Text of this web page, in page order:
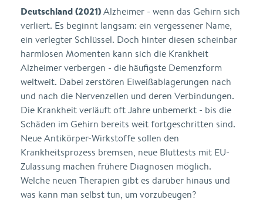
Deutschland (2021)Alzheimer - wenn das Gehirn sich
verliert. Es beginnt langsam: ein vergessener Name,
ein verlegter Schlüssel. Doch hinter diesen scheinbar
harmlosen Momenten kann sich die Krankheit
Alzheimer verbergen - die häufigste Demenzform
weltweit. Dabei zerstören Eiweißablagerungen nach
und nach die Nervenzellen und deren Verbindungen.
Die Krankheit verläuft oft Jahre unbemerkt - bis die
Schäden im Gehirn bereits weit fortgeschritten sind.
Neue Antikörper-Wirkstoffe sollen den
Krankheitsprozess bremsen, neue Bluttests mit EU-
Zulassung machen frühere Diagnosen möglich.
Welche neuen Therapien gibt es darüber hinaus und
was kann man selbst tun, um vorzubeugen?